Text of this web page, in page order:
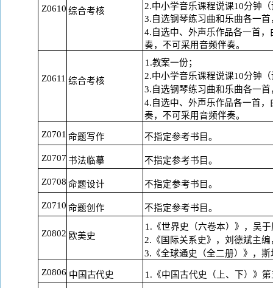
Z0610 综合考核
2.中小学音乐课程说课10分钟
3.自选钢琴练习曲和乐曲各一
4.自选中、外声乐作品各一首
奏，不可采用音频伴奏。
Z0611 综合考核
1.教案一份；
2.中小学音乐课程说课10分钟
3.自选钢琴练习曲和乐曲各一
4.自选中、外声乐作品各一首
奏，不可采用音频伴奏。
Z0701 命题写作 不指定参考书目。
Z0707 书法临摹 不指定参考书目。
Z0708 命题设计 不指定参考书目。
Z0710 命题创作 不指定参考书目。
Z0802 欧美史
1.《世界史（六卷本）》，吴
2.《国际关系史》，刘德斌主
3.《全球通史（全二册）》，
Z0806 中国古代史 1.《中国古代史（上、下）》